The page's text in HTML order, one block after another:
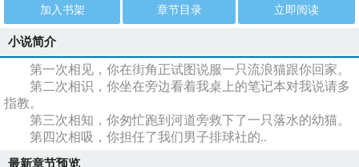
加入书架 章节目录 立即阅读
小说简介
第一次相见，你在街角正试图说服一只流浪猫跟你回家。
第二次相识，你坐在旁边看着我桌上的笔记本对我说请多
指教。
第三次相知，你匆忙跑到河道旁救下了一只落水的幼猫。
第四次相吸，你担任了我们男子排球社的..
最新章节预览